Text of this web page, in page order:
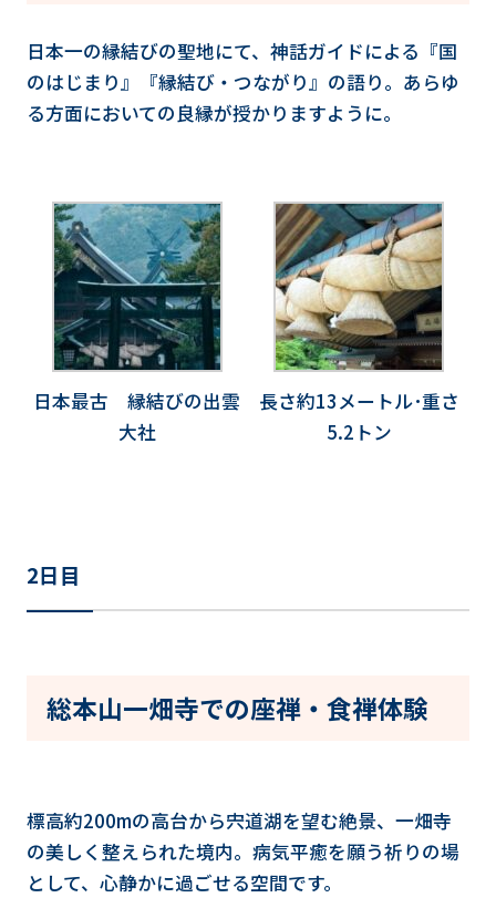
日本一の縁結びの聖地にて、神話ガイドによる『国
のはじまり』『縁結び・つながり』の語り。あらゆ
る方面においての良縁が授かりますように。
日本最古 縁結びの出雲
大社
長さ約13メートル･重さ
5.2トン
2日目
総本山一畑寺での座禅・食禅体験
標高約200mの高台から宍道湖を望む絶景、一畑寺
の美しく整えられた境内。病気平癒を願う祈りの場
として、心静かに過ごせる空間です。